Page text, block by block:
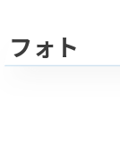
フォト